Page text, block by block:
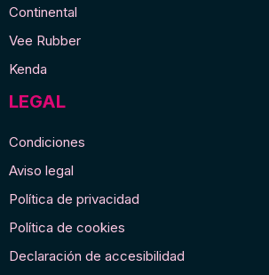
Continental
Vee Rubber
Kenda
LEGAL
Condiciones
Aviso legal
Política de privacidad
Política de cookies
Declaración de accesibilidad